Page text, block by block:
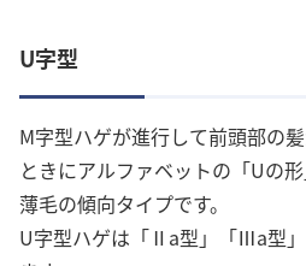
U字型
M字型ハゲが進行して前頭部の
ときにアルファベットの「Uの
薄毛の傾向タイプです。
U字型ハゲは「Ⅱa型」「Ⅲa型